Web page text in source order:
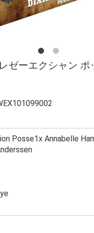
ゼーエクシャン ポ
Posse1x Annabelle